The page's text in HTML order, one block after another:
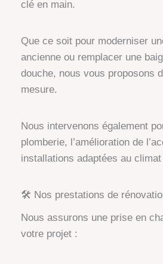
clé en main.
Que ce soit pour moderniser
ancienne ou remplacer une
douche, nous vous proposons
mesure.
Nous intervenons également
plomberie, l’amélioration de
installations adaptées au
🛠️ Nos prestations de
Nous assurons une prise en
votre projet :